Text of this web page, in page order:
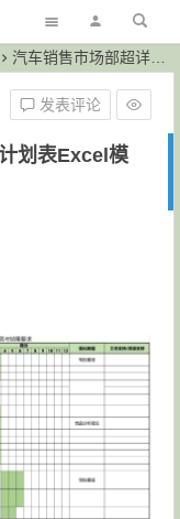
汽车销售市场部超详细年度工作计划表Excel模板
划表Excel模
发表评论